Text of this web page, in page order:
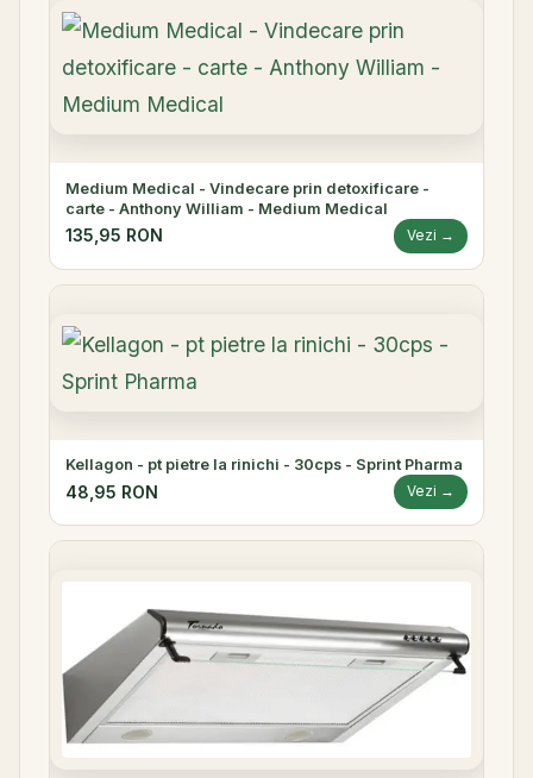
Medium Medical - Vindecare prin detoxificare -
carte - Anthony William - Medium Medical
135,95 RON Vezi →
Kellagon - pt pietre la rinichi - 30cps - Sprint Pharma
48,95 RON Vezi →